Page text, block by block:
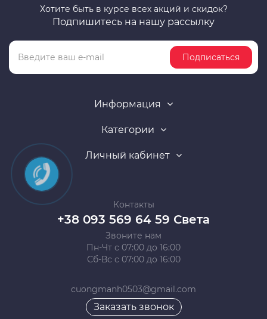
Хотите быть в курсе всех акций и скидок?
Подпишитесь на нашу рассылку
Подписаться
Информация
Категории
Личный кабинет
Контакты
+38 093 569 64 59 Света
Звоните нам
Пн-Чт с 07:00 до 16:00
Сб-Вс с 07:00 до 16:00
cuongmanh0503@gmail.com
Заказать звонок